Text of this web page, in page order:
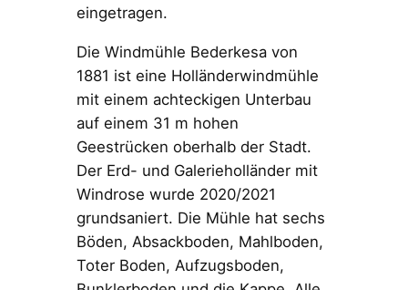
eingetragen.
Die Windmühle Bederkesa von
1881 ist eine Holländerwindmühle
mit einem achteckigen Unterbau
auf einem 31 m hohen
Geestrücken oberhalb der Stadt.
Der Erd- und Galerieholländer mit
Windrose wurde 2020/2021
grundsaniert. Die Mühle hat sechs
Böden, Absackboden, Mahlboden,
Toter Boden, Aufzugsboden,